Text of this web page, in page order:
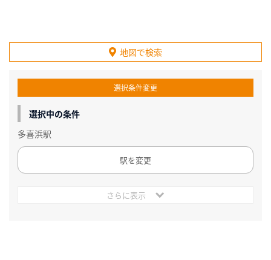
地図で検索
選択条件変更
選択中の条件
多喜浜駅
駅を変更
さらに表示